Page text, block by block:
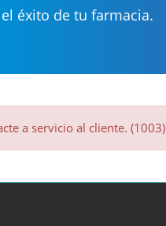
éxito de tu farmacia.
a servicio al cliente. (1003)